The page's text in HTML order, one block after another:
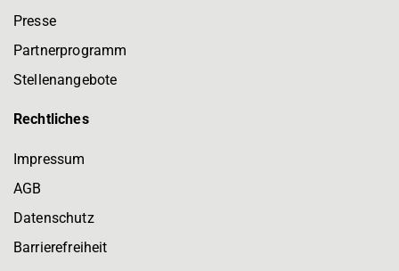
Presse
Partnerprogramm
Stellenangebote
Rechtliches
Impressum
AGB
Datenschutz
Barrierefreiheit